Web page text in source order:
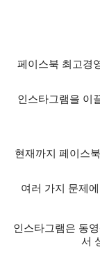
페이스북 최고경
인스타그램을 이
현재까지 페이스
여러 가지 문제
인스타그램은 동
서